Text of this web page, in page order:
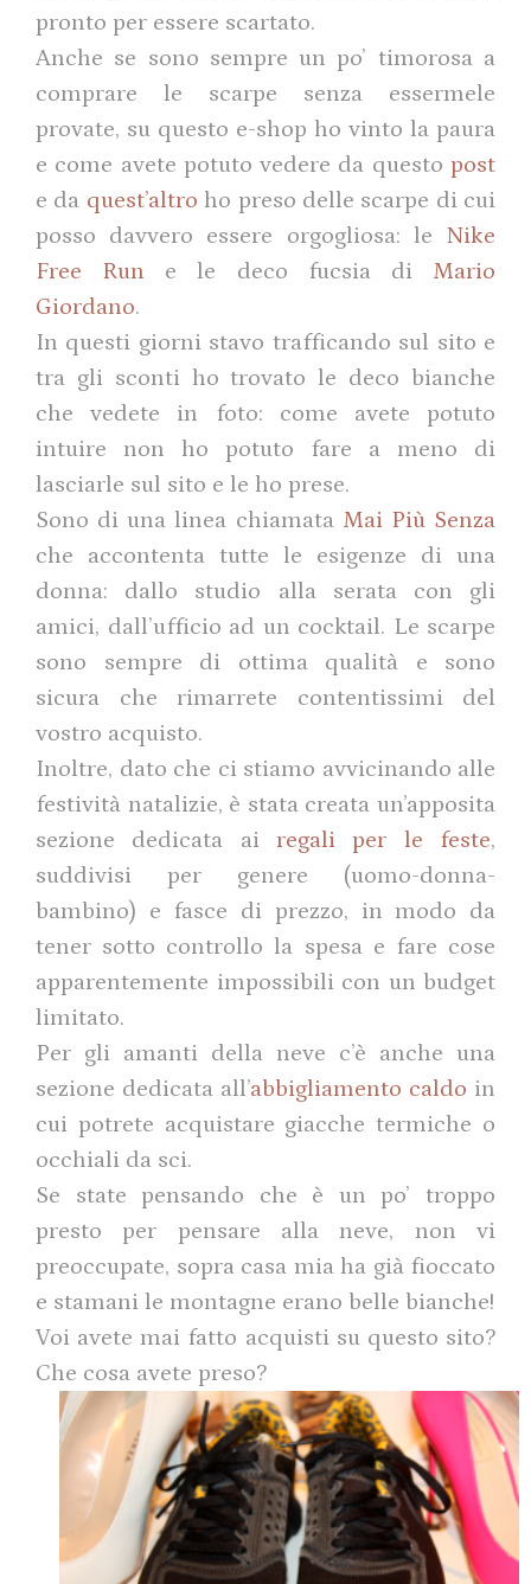
pronto per essere scartato.
Anche se sono sempre un po’ timorosa a
comprare le scarpe senza essermele
provate, su questo e-shop ho vinto la paura
e come avete potuto vedere da questo post
e da quest’altro ho preso delle scarpe di cui
posso davvero essere orgogliosa: le Nike
Free Run e le deco fucsia di Mario
Giordano.
In questi giorni stavo trafficando sul sito e
tra gli sconti ho trovato le deco bianche
che vedete in foto: come avete potuto
intuire non ho potuto fare a meno di
lasciarle sul sito e le ho prese.
Sono di una linea chiamata Mai Più Senza
che accontenta tutte le esigenze di una
donna: dallo studio alla serata con gli
amici, dall’ufficio ad un cocktail. Le scarpe
sono sempre di ottima qualità e sono
sicura che rimarrete contentissimi del
vostro acquisto.
Inoltre, dato che ci stiamo avvicinando alle
festività natalizie, è stata creata un’apposita
sezione dedicata ai regali per le feste,
suddivisi per genere (uomo-donna-
bambino) e fasce di prezzo, in modo da
tener sotto controllo la spesa e fare cose
apparentemente impossibili con un budget
limitato.
Per gli amanti della neve c’è anche una
sezione dedicata all’abbigliamento caldo in
cui potrete acquistare giacche termiche o
occhiali da sci.
Se state pensando che è un po’ troppo
presto per pensare alla neve, non vi
preoccupate, sopra casa mia ha già fioccato
e stamani le montagne erano belle bianche!
Voi avete mai fatto acquisti su questo sito?
Che cosa avete preso?